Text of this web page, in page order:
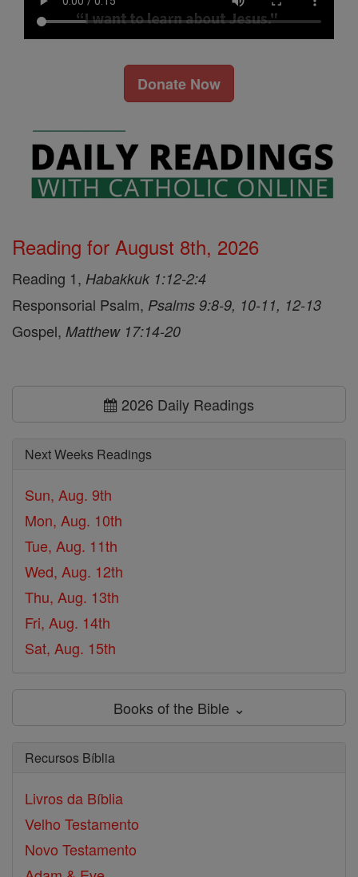
Donate Now
Reading for August 8th, 2026
Reading 1, Habakkuk 1:12-2:4
Responsorial Psalm, Psalms 9:8-9, 10-11, 12-13
Gospel, Matthew 17:14-20
2026 Daily Readings
Next Weeks Readings
Sun, Aug. 9th
Mon, Aug. 10th
Tue, Aug. 11th
Wed, Aug. 12th
Thu, Aug. 13th
Fri, Aug. 14th
Sat, Aug. 15th
Books of the Bible ⌄
Recursos Bíblia
Livros da Bíblia
Velho Testamento
Novo Testamento